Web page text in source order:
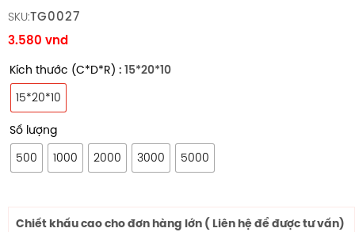
SKU:TG0027
3.580 vnd
Kích thước (C*D*R) : 15*20*10
15*20*10
Số lượng
500
1000 2000 3000 5000
Chiết khấu cao cho đơn hàng lớn ( Liên hệ để được tư vấn)